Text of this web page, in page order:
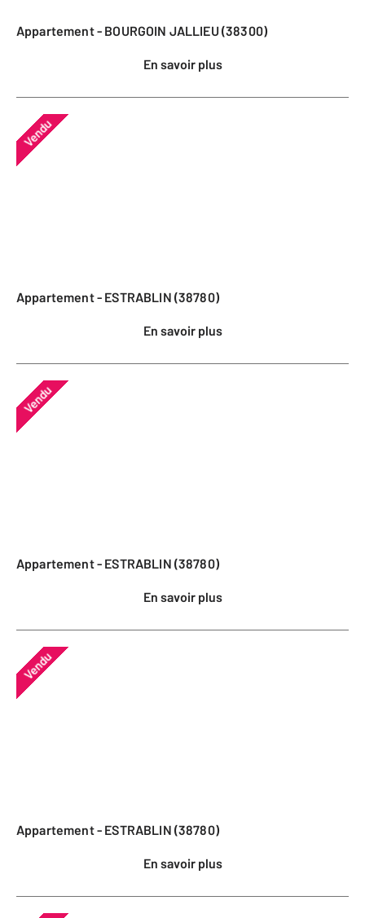
Appartement - BOURGOIN JALLIEU (38300)
En savoir plus
Vendu
Appartement - ESTRABLIN (38780)
En savoir plus
Vendu
Appartement - ESTRABLIN (38780)
En savoir plus
Vendu
Appartement - ESTRABLIN (38780)
En savoir plus